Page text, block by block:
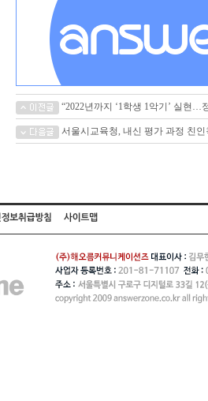
“2022년까지 ‘1학생 1악기’ 실현…
서울시교육청, 내신 평가 과정 친